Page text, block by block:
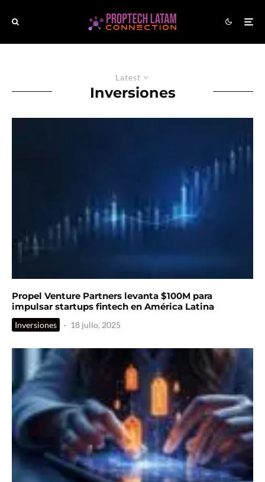
Latest
Inversiones
Propel Venture Partners levanta $100M para
impulsar startups fintech en América Latina
Inversiones · 18 julio, 2025